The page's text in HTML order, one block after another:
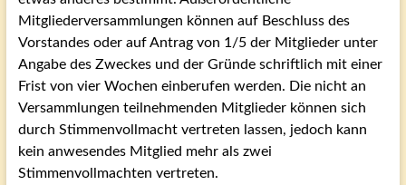
Mitgliederversammlungen können auf Beschluss des
Vorstandes oder auf Antrag von 1/5 der Mitglieder unter
Angabe des Zweckes und der Gründe schriftlich mit einer
Frist von vier Wochen einberufen werden. Die nicht an
Versammlungen teilnehmenden Mitglieder können sich
durch Stimmenvollmacht vertreten lassen, jedoch kann
kein anwesendes Mitglied mehr als zwei
Stimmenvollmachten vertreten.